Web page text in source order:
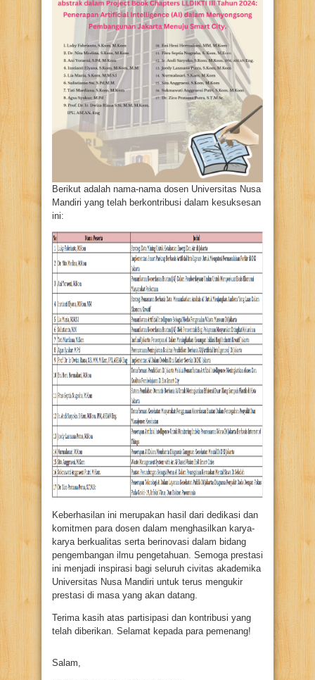
Berikut adalah nama-nama dosen Universitas Nusa
Mandiri yang telah berkontribusi dalam kesuksesan
ini:
Keberhasilan ini merupakan hasil dari dedikasi dan
komitmen para dosen dalam menghasilkan karya-
karya berkualitas serta berinovasi dalam bidang
pengembangan ilmu pengetahuan. Semoga prestasi
ini menjadi inspirasi bagi seluruh civitas akademika
Universitas Nusa Mandiri untuk terus mengukir
prestasi di masa yang akan datang.
Terima kasih atas partisipasi dan kontribusi yang
telah diberikan. Selamat kepada para pemenang!
Salam,